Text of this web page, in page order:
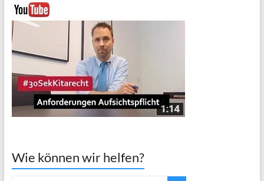
Wie können wir helfen?